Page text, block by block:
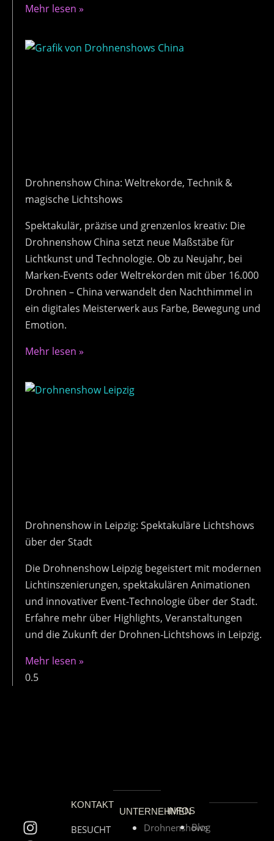
Mehr lesen »
Drohnenshow China: Weltrekorde, Technik &
magische Lichtshows
Spektakulär, präzise und grenzenlos kreativ: Die
Drohnenshow China setzt neue Maßstäbe für
Lichtkunst und Technologie. Ob zu Neujahr, bei
Marken-Events oder Weltrekorden mit über 16.000
Drohnen – China verwandelt den Nachthimmel in
ein digitales Meisterwerk aus Farbe, Bewegung und
Emotion.
Mehr lesen »
Drohnenshow in Leipzig: Spektakuläre Lichtshows
über der Stadt
Die Drohnenshow Leipzig begeistert mit modernen
Lichtinszenierungen, spektakulären Animationen
und innovativer Event-Technologie über der Stadt.
Erfahre mehr über Highlights, Veranstaltungen
und die Zukunft der Drohnen-Lichtshows in Leipzig.
Mehr lesen »
KONTAKT
BESUCHT
UNTERNEHMEN
Drohnenshows
INFOS
Blog